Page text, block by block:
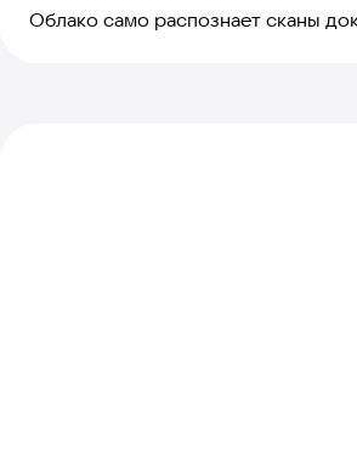
Облако само распознает сканы